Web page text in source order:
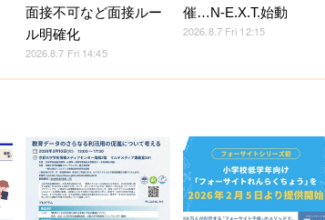
面接不可など面接ルー
ル明確化
2026.8.7 Fri 14:45
催…N-E.X.T.始動
2026.8.7 Fri 12:15